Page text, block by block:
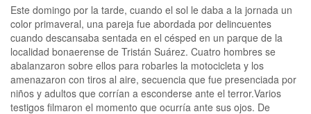
Este domingo por la tarde, cuando el sol le daba a la jornada un
color primaveral, una pareja fue abordada por delincuentes
cuando descansaba sentada en el césped en un parque de la
localidad bonaerense de Tristán Suárez. Cuatro hombres se
abalanzaron sobre ellos para robarles la motocicleta y los
amenazaron con tiros al aire, secuencia que fue presenciada por
niños y adultos que corrían a esconderse ante el terror.Varios
testigos filmaron el momento que ocurría ante sus ojos. De